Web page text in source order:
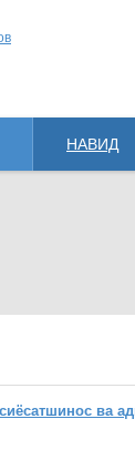
НАВИД
ва